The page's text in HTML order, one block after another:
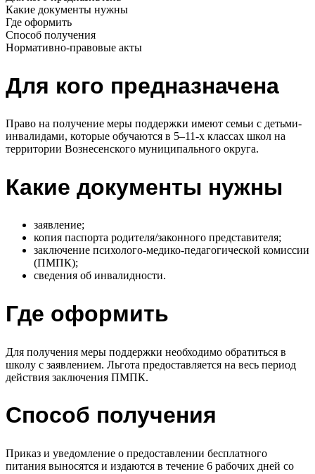
Какие документы нужны
Где оформить
Способ получения
Нормативно-правовые акты
Для кого предназначена
Право на получение меры поддержки имеют семьи с детьми-
инвалидами, которые обучаются в 5–11-х классах школ на
территории Вознесенского муниципального округа.
Какие документы нужны
заявление;
копия паспорта родителя/законного представителя;
заключение психолого-медико-педагогической комиссии
(ПМПК);
сведения об инвалидности.
Где оформить
Для получения меры поддержки необходимо обратиться в
школу с заявлением. Льгота предоставляется на весь период
действия заключения ПМПК.
Способ получения
Приказ и уведомление о предоставлении бесплатного
питания выносятся и издаются в течение 6 рабочих дней со